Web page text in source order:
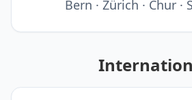
Bern · Zürich · Chur ·